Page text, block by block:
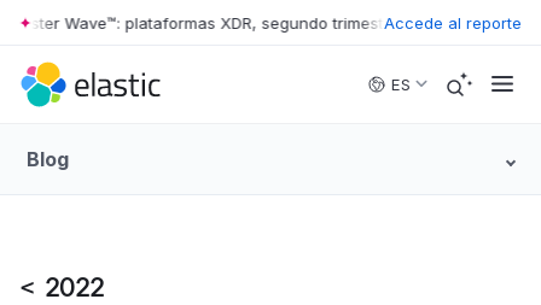
Skip to main content
Wave™: plataformas XDR, segundo trimestre de 2026 • The
Accede al reporte
ES
Blog
< 2022